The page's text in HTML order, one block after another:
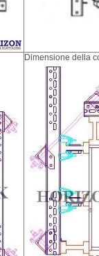
Dimensione della